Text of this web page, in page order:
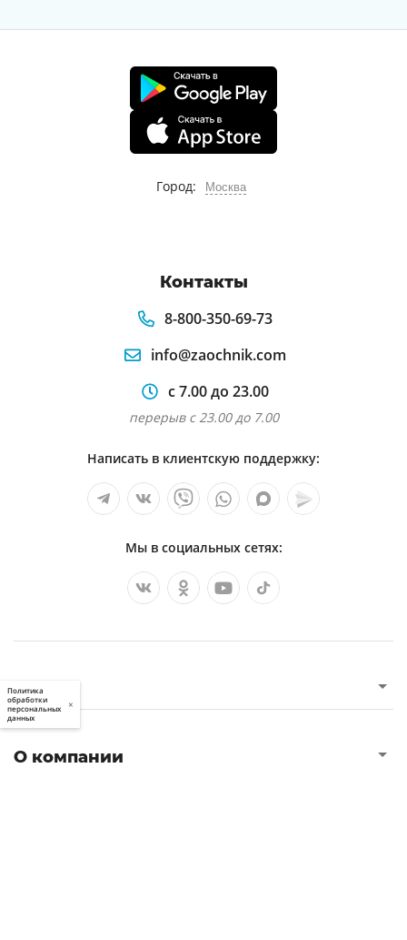
Город: Москва
Контакты
8-800-350-69-73
info@zaochnik.com
с 7.00 до 23.00
перерыв с 23.00 до 7.00
Написать в клиентскую поддержку:
Мы в социальных сетях:
Услуги
О компании
Политика
обработки
персональных
данных
×